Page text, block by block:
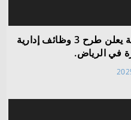
وظائف صندوق التنمية العقارية يعلن طرح 3 وظائف إدارية
في الرياض.